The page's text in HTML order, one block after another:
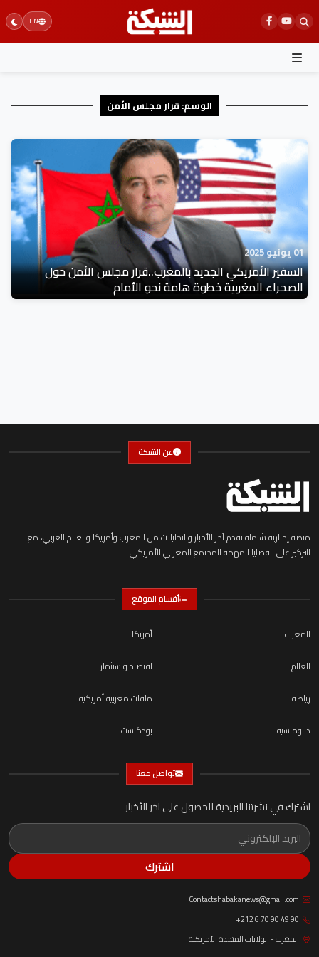
Skip
to
content
EN
الوسم: قرار مجلس الأمن
01 يونيو 2025
السفير الأمريكي الجديد بالمغرب..قرار مجلس الأمن حول
الصحراء المغربية خطوة هامة نحو الأمام
عن الشبكة
منصة إخبارية شاملة تقدم آخر الأخبار والتحليلات من المغرب وأمريكا والعالم العربي، مع
التركيز على القضايا المهمة للمجتمع المغربي الأمريكي.
أقسام الموقع
المغرب
أمريكا
العالم
اقتصاد واستثمار
رياضة
ملفات مغربية أمريكية
دبلوماسية
بودكاست
تواصل معنا
اشترك في نشرتنا البريدية للحصول على آخر الأخبار
اشترك
Contactshabakanews@gmail.com
+212 6 70 90 49 90
المغرب - الولايات المتحدة الأمريكية